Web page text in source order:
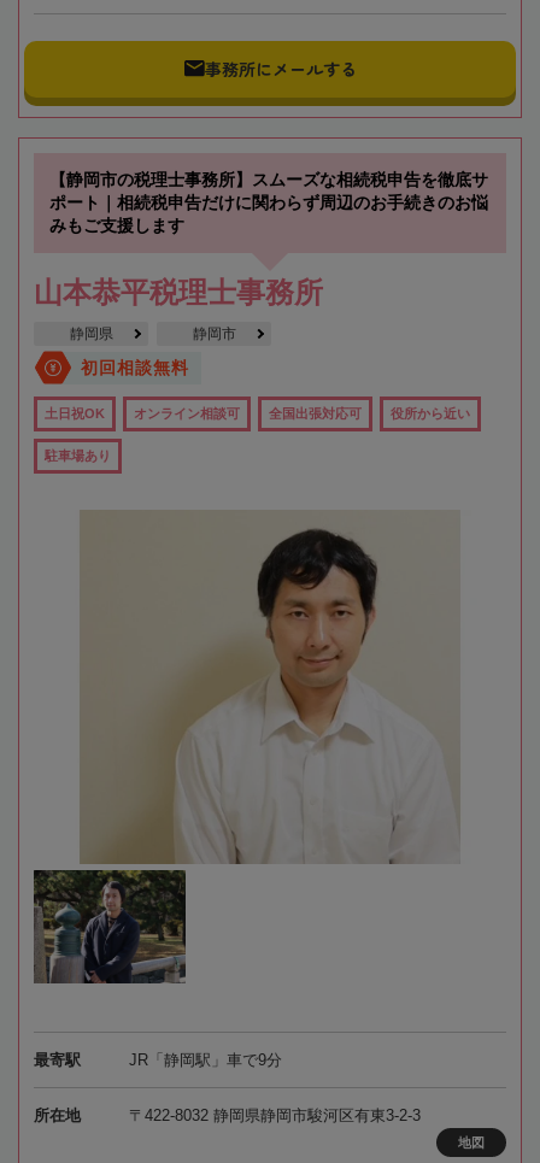
事務所にメールする
【静岡市の税理士事務所】スムーズな相続税申告を徹底サ
ポート｜相続税申告だけに関わらず周辺のお手続きのお悩
みもご支援します
山本恭平税理士事務所
静岡県 静岡市
初回相談無料
土日祝OK オンライン相談可 全国出張対応可 役所から近い
駐車場あり
最寄駅 JR「静岡駅」車で9分
所在地 〒422-8032 静岡県静岡市駿河区有東3-2-3
地図